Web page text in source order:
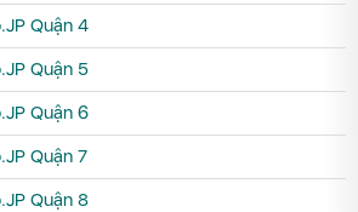
Quận 4
Quận 5
Quận 6
Quận 7
Quận 8